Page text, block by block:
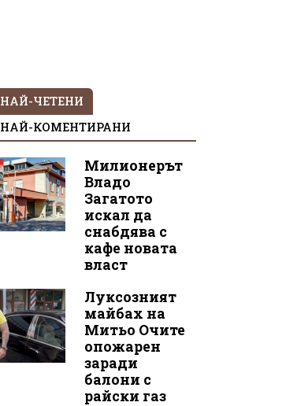
НАЙ-ЧЕТЕНИ
НАЙ-КОМЕНТИРАНИ
Милионерът
Владо
Загатото
искал да
снабдява с
кафе новата
власт
Луксозният
майбах на
Митьо Очите
опожарен
заради
балони с
райски газ